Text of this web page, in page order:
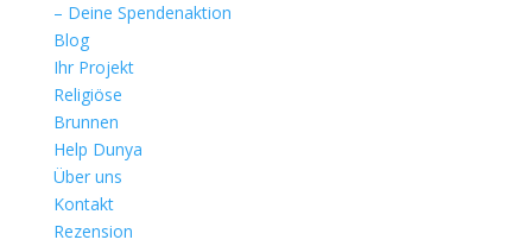
– Deine Spendenaktion
Blog
Ihr Projekt
Religiöse
Brunnen
Help Dunya
Über uns
Kontakt
Rezension